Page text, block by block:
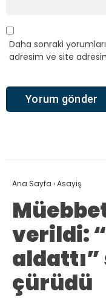
Daha sonraki
adresim ve site
Ana Sayfa ›Asayiş
verildi:
aldattı”
çürüdü